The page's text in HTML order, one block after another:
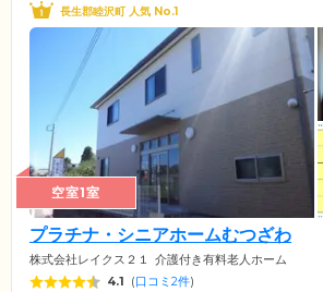
長生郡睦沢町 人気 No.1
空室1室
プラチナ・シニアホームむつざわ
株式会社レイクス２１ 介護付き有料老人ホーム
4.1 (口コミ2件)